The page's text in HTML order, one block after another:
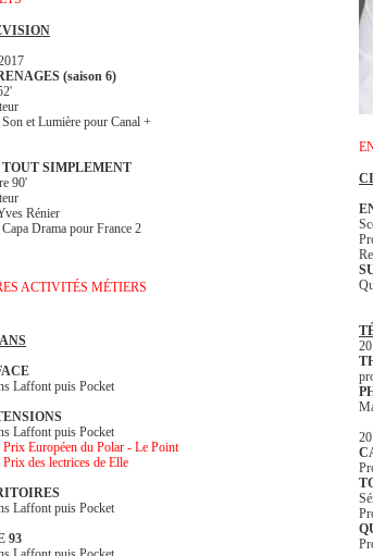
(saison 6)
et Lumière pour Canal +
SIMPLEMENT
90'
Rénier
Drama pour France 2
ACTIVITÉS MÉTIERS
Laffont puis Pocket
Laffont puis Pocket
Prix Européen du Polar - Le Point
des lectrices de Elle
Laffont puis Pocket
93